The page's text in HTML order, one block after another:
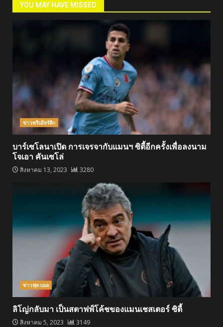
YOU MAY HAVE MISSED
ข่าวพรีเมียร์ลีก
บาร์เซโลนาเปิด การเจรจากับแมนฯ ซิตี้อีกครั้งเพื่อลงนาม
โจเอา คันเซโล่
สิงหาคม 13, 2023 3280
ข่าวฟุตบอล
ลิโญ่กลับมา เป็นสตาฟฟ์โค้ชของแมนเชสเตอร์ ซิตี้
สิงหาคม 5, 2023 3149